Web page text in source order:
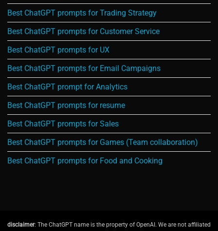
Best ChatGPT prompts for Trading Strategy
Best ChatGPT prompts for Customer Service
Best ChatGPT prompts for UX
Best ChatGPT prompts for Email Campaigns
Best ChatGPT prompt for Analytics
Best ChatGPT prompts for resume
Best ChatGPT prompts for Sales
Best ChatGPT prompts for Games (Team collaboration)
Best ChatGPT prompts for Food and Cooking
disclaimer: The ChatGPT name is the property of OpenAI. We are not affiliated